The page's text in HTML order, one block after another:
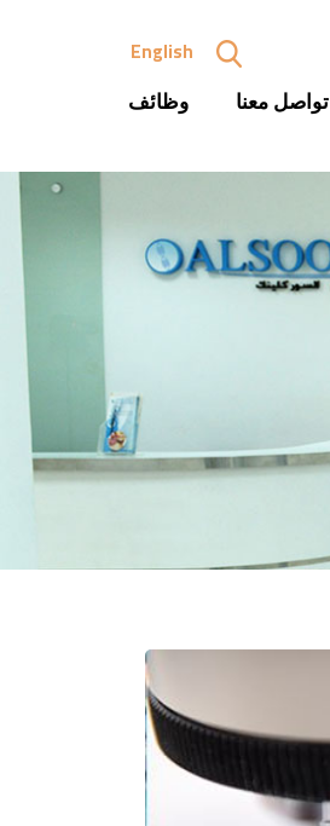
English
تواصل معنا وظائف